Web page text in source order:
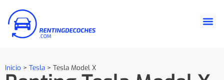
Inicio > Tesla > Tesla Model X